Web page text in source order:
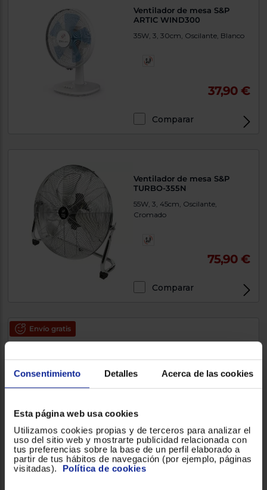
Consentimiento Detalles Acerca de las cookies
Esta página web usa cookies
Utilizamos cookies propias y de terceros para analizar el
uso del sitio web y mostrarte publicidad relacionada con
tus preferencias sobre la base de un perfil elaborado a
partir de tus hábitos de navegación (por ejemplo, páginas
visitadas). Política de cookies
Ventilador de mesa S&P
ARTIC WIND300
35W, 3, 30cm, Oscilante, Blanco
37,90 €
Comparar
Ventilador de mesa S&P
TURBO-355N
55W, 3, 45cm, Oscilante,
Cromado
75,90 €
Comparar
Envío gratis
50W, 3, 30cm, Oscilante, Blanco
34,90 € 28,90 €
Comparar